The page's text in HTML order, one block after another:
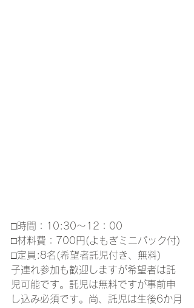
□時間：10:30～12：00
□材料費：700円(よもぎミニパック付)
□定員:8名(希望者託児付き、無料)
子連れ参加も歓迎しますが希望者は託
児可能です。託児は無料ですが事前申
し込み必須です。尚、託児は生後6か月